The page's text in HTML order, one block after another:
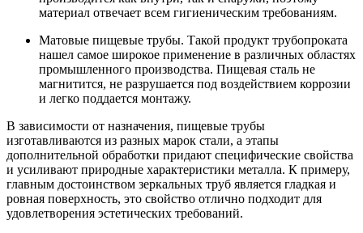
материал отвечает всем гигиеническим требованиям.
Матовые пищевые трубы. Такой продукт трубопроката
нашел самое широкое применение в различных областях
промышленного производства. Пищевая сталь не
магнитится, не разрушается под воздействием коррозии
и легко поддается монтажу.
В зависимости от назначения, пищевые трубы
изготавливаются из разных марок стали, а этапы
дополнительной обработки придают специфические свойства
и усиливают природные характеристики металла. К примеру,
главным достоинством зеркальных труб является гладкая и
ровная поверхность, это свойство отлично подходит для
удовлетворения эстетических требований.